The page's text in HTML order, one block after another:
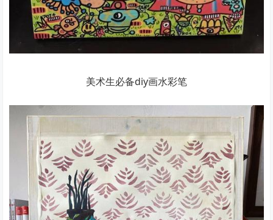
美术生必备diy画水彩笔